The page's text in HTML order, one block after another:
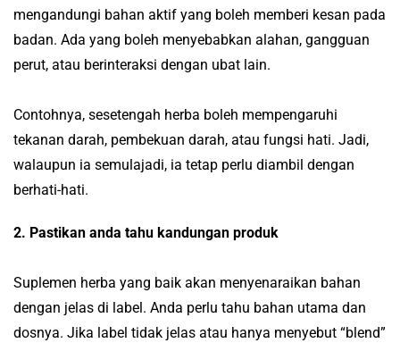
mengandungi bahan aktif yang boleh memberi kesan pada
badan. Ada yang boleh menyebabkan alahan, gangguan
perut, atau berinteraksi dengan ubat lain.
Contohnya, sesetengah herba boleh mempengaruhi
tekanan darah, pembekuan darah, atau fungsi hati. Jadi,
walaupun ia semulajadi, ia tetap perlu diambil dengan
berhati-hati.
2. Pastikan anda tahu kandungan produk
Suplemen herba yang baik akan menyenaraikan bahan
dengan jelas di label. Anda perlu tahu bahan utama dan
dosnya. Jika label tidak jelas atau hanya menyebut “blend”